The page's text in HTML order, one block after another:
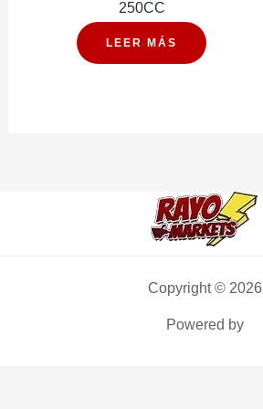
250CC
LEER MÁS
Copyright © 2026
Powered by